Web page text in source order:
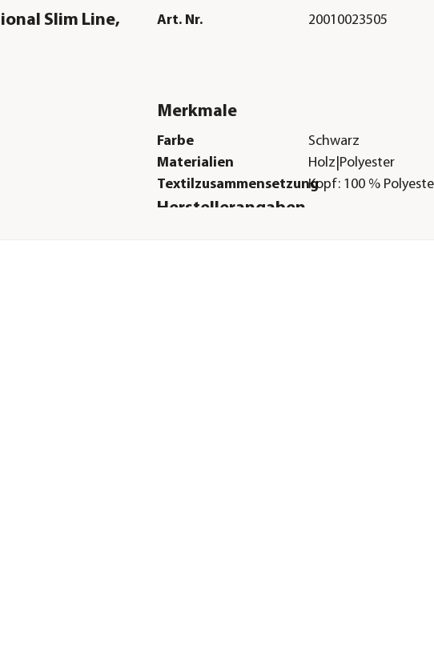
Slim Line,
Art. Nr. 20010023505
Merkmale
Farbe
Schwarz
Materialien
Holz|Polyester
TextilzusammensetzungKopf: 100 %
Herstellerangaben